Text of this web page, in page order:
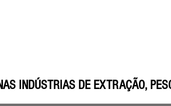
INDÚSTRIAS DE EXTRAÇÃO,